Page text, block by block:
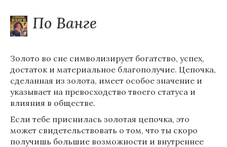
По Ванге
Золото во сне символизирует богатство, успех,
достаток и материальное благополучие. Цепочка,
сделанная из золота, имеет особое значение и
указывает на превосходство твоего статуса и
влияния в обществе.
Если тебе приснилась золотая цепочка, это
может свидетельствовать о том, что ты скоро
получишь большие возможности и внутреннее